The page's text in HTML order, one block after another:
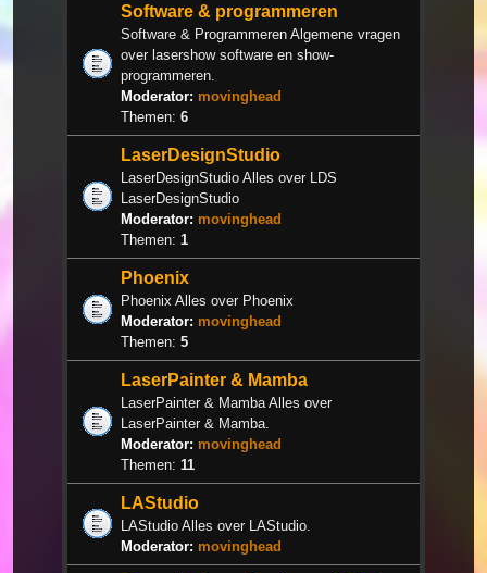
Software & programmeren
Software & Programmeren Algemene vragen
over lasershow software en show-
programmeren.
Moderator: movinghead
Themen: 6
LaserDesignStudio
LaserDesignStudio Alles over LDS
LaserDesignStudio
Moderator: movinghead
Themen: 1
Phoenix
Phoenix Alles over Phoenix
Moderator: movinghead
Themen: 5
LaserPainter & Mamba
LaserPainter & Mamba Alles over
LaserPainter & Mamba.
Moderator: movinghead
Themen: 11
LAStudio
LAStudio Alles over LAStudio.
Moderator: movinghead